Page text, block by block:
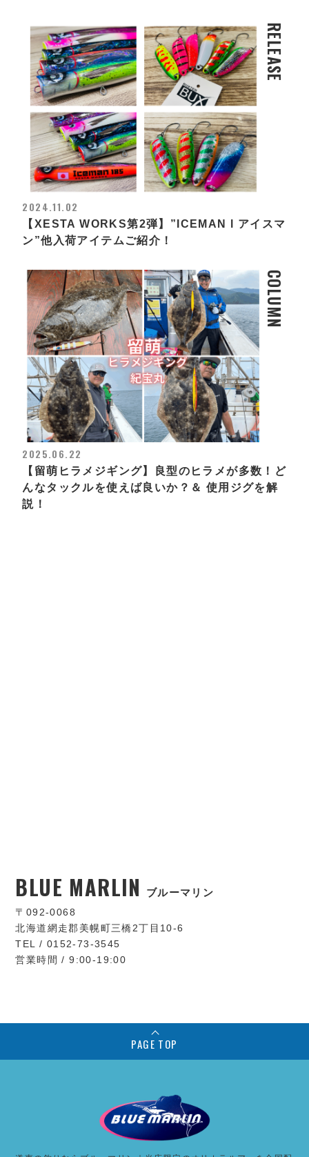
RELEASE
2024.11.02
【XESTA WORKS第2弾】”ICEMAN l アイスマ
ン”他入荷アイテムご紹介！
COLUMN
2025.06.22
【留萌ヒラメジギング】良型のヒラメが多数！ど
んなタックルを使えば良いか？＆ 使用ジグを解
説！
BLUE MARLIN ブルーマリン
〒092-0068
北海道網走郡美幌町三橋2丁目10-6
TEL / 0152-73-3545
営業時間 / 9:00-19:00
PAGE TOP